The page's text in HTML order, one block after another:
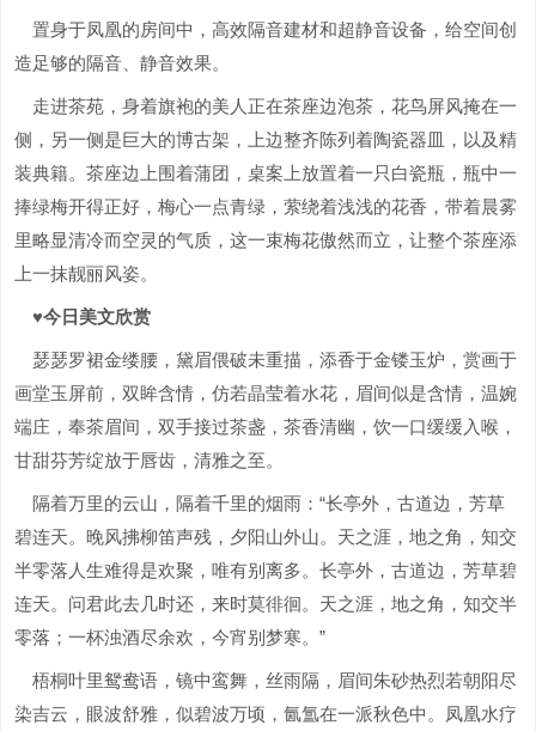
置身于凤凰的房间中，高效隔音建材和超静音设备，给空间创
造足够的隔音、静音效果。
走进茶苑，身着旗袍的美人正在茶座边泡茶，花鸟屏风掩在一
侧，另一侧是巨大的博古架，上边整齐陈列着陶瓷器皿，以及精
装典籍。茶座边上围着蒲团，桌案上放置着一只白瓷瓶，瓶中一
捧绿梅开得正好，梅心一点青绿，萦绕着浅浅的花香，带着晨雾
里略显清冷而空灵的气质，这一束梅花傲然而立，让整个茶座添
上一抹靓丽风姿。
♥今日美文欣赏
瑟瑟罗裙金缕腰，黛眉偎破未重描，添香于金镂玉炉，赏画于
画堂玉屏前，双眸含情，仿若晶莹着水花，眉间似是含情，温婉
端庄，奉茶眉间，双手接过茶盏，茶香清幽，饮一口缓缓入喉，
甘甜芬芳绽放于唇齿，清雅之至。
隔着万里的云山，隔着千里的烟雨：“长亭外，古道边，芳草
碧连天。晚风拂柳笛声残，夕阳山外山。天之涯，地之角，知交
半零落人生难得是欢聚，唯有别离多。长亭外，古道边，芳草碧
连天。问君此去几时还，来时莫徘徊。天之涯，地之角，知交半
零落；一杯浊酒尽余欢，今宵别梦寒。”
梧桐叶里鸳鸯语，镜中鸾舞，丝雨隔，眉间朱砂热烈若朝阳尽
染吉云，眼波舒雅，似碧波万顷，氤氲在一派秋色中。凤凰水疗